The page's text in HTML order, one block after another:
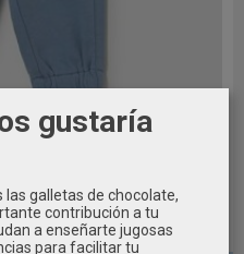
12 MESES / 80CM
gustaría
galletas de chocolate,
contribución a tu
a enseñarte jugosas
para facilitar tu